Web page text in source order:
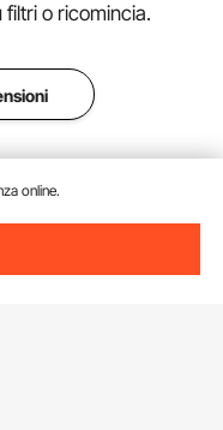
o ricomincia.
online.